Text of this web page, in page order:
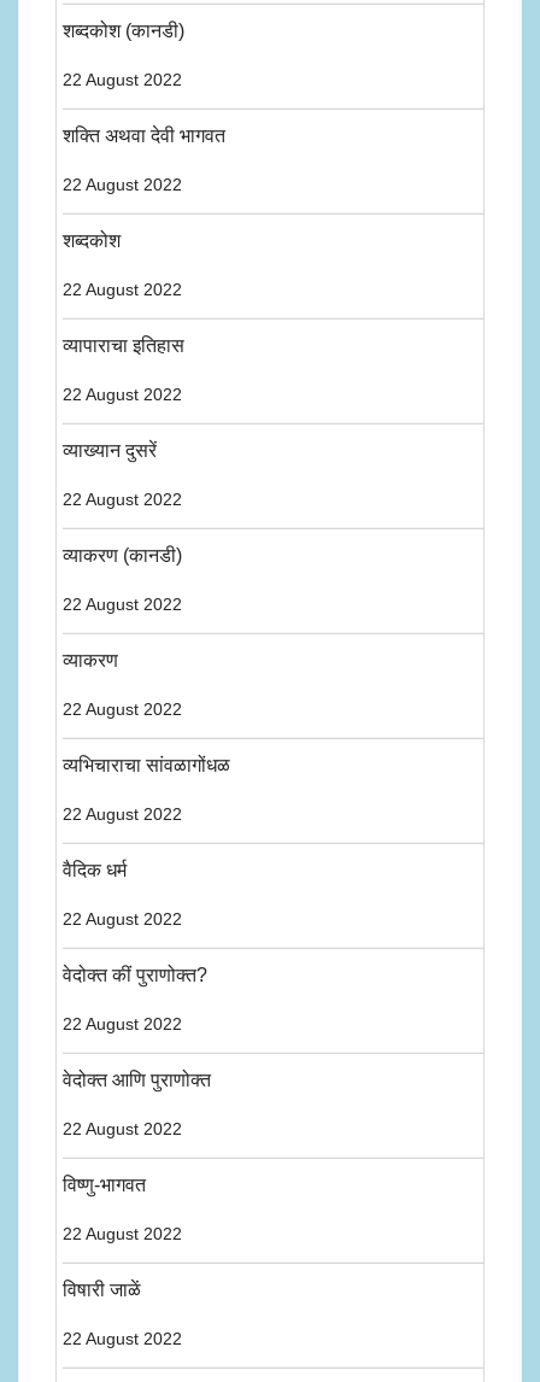
शब्दकोश (कानडी)
22 August 2022
शक्ति अथवा देवी भागवत
22 August 2022
शब्दकोश
22 August 2022
व्यापाराचा इतिहास
22 August 2022
व्याख्यान दुसरें
22 August 2022
व्याकरण (कानडी)
22 August 2022
व्याकरण
22 August 2022
व्यभिचाराचा सांवळागोंधळ
22 August 2022
वैदिक धर्म
22 August 2022
वेदोक्त कीं पुराणोक्त?
22 August 2022
वेदोक्त आणि पुराणोक्त
22 August 2022
विष्णु-भागवत
22 August 2022
विषारी जाळें
22 August 2022